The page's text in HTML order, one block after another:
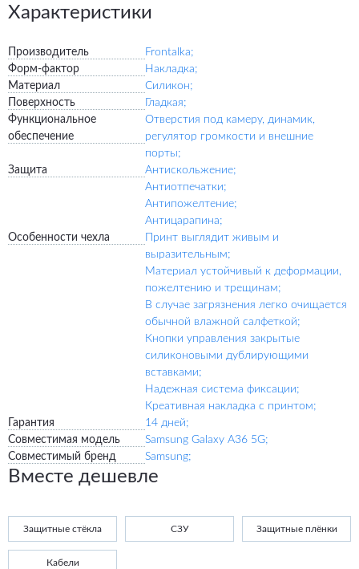
Характеристики
Производитель
Frontalka;
Форм-фактор
Накладка;
Материал
Силикон;
Поверхность
Гладкая;
Функциональное
обеспечение
Отверстия под камеру, динамик,
регулятор громкости и внешние
порты;
Защита
Антискольжение;
Антиотпечатки;
Антипожелтение;
Антицарапина;
Особенности чехла
Принт выглядит живым и
выразительным;
Материал устойчивый к деформации,
пожелтению и трещинам;
В случае загрязнения легко очищается
обычной влажной салфеткой;
Кнопки управления закрытые
силиконовыми дублирующими
вставками;
Надежная система фиксации;
Креативная накладка с принтом;
Гарантия
14 дней;
Совместимая модель
Samsung Galaxy A36 5G;
Совместимый бренд
Samsung;
Вместе дешевле
Защитные стёкла СЗУ Защитные плёнки
Кабели